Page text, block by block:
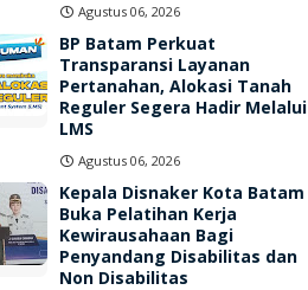
Agustus 06, 2026
BP Batam Perkuat
Transparansi Layanan
Pertanahan, Alokasi Tanah
Reguler Segera Hadir Melalui
LMS
Agustus 06, 2026
Kepala Disnaker Kota Batam
Buka Pelatihan Kerja
Kewirausahaan Bagi
Penyandang Disabilitas dan
Non Disabilitas